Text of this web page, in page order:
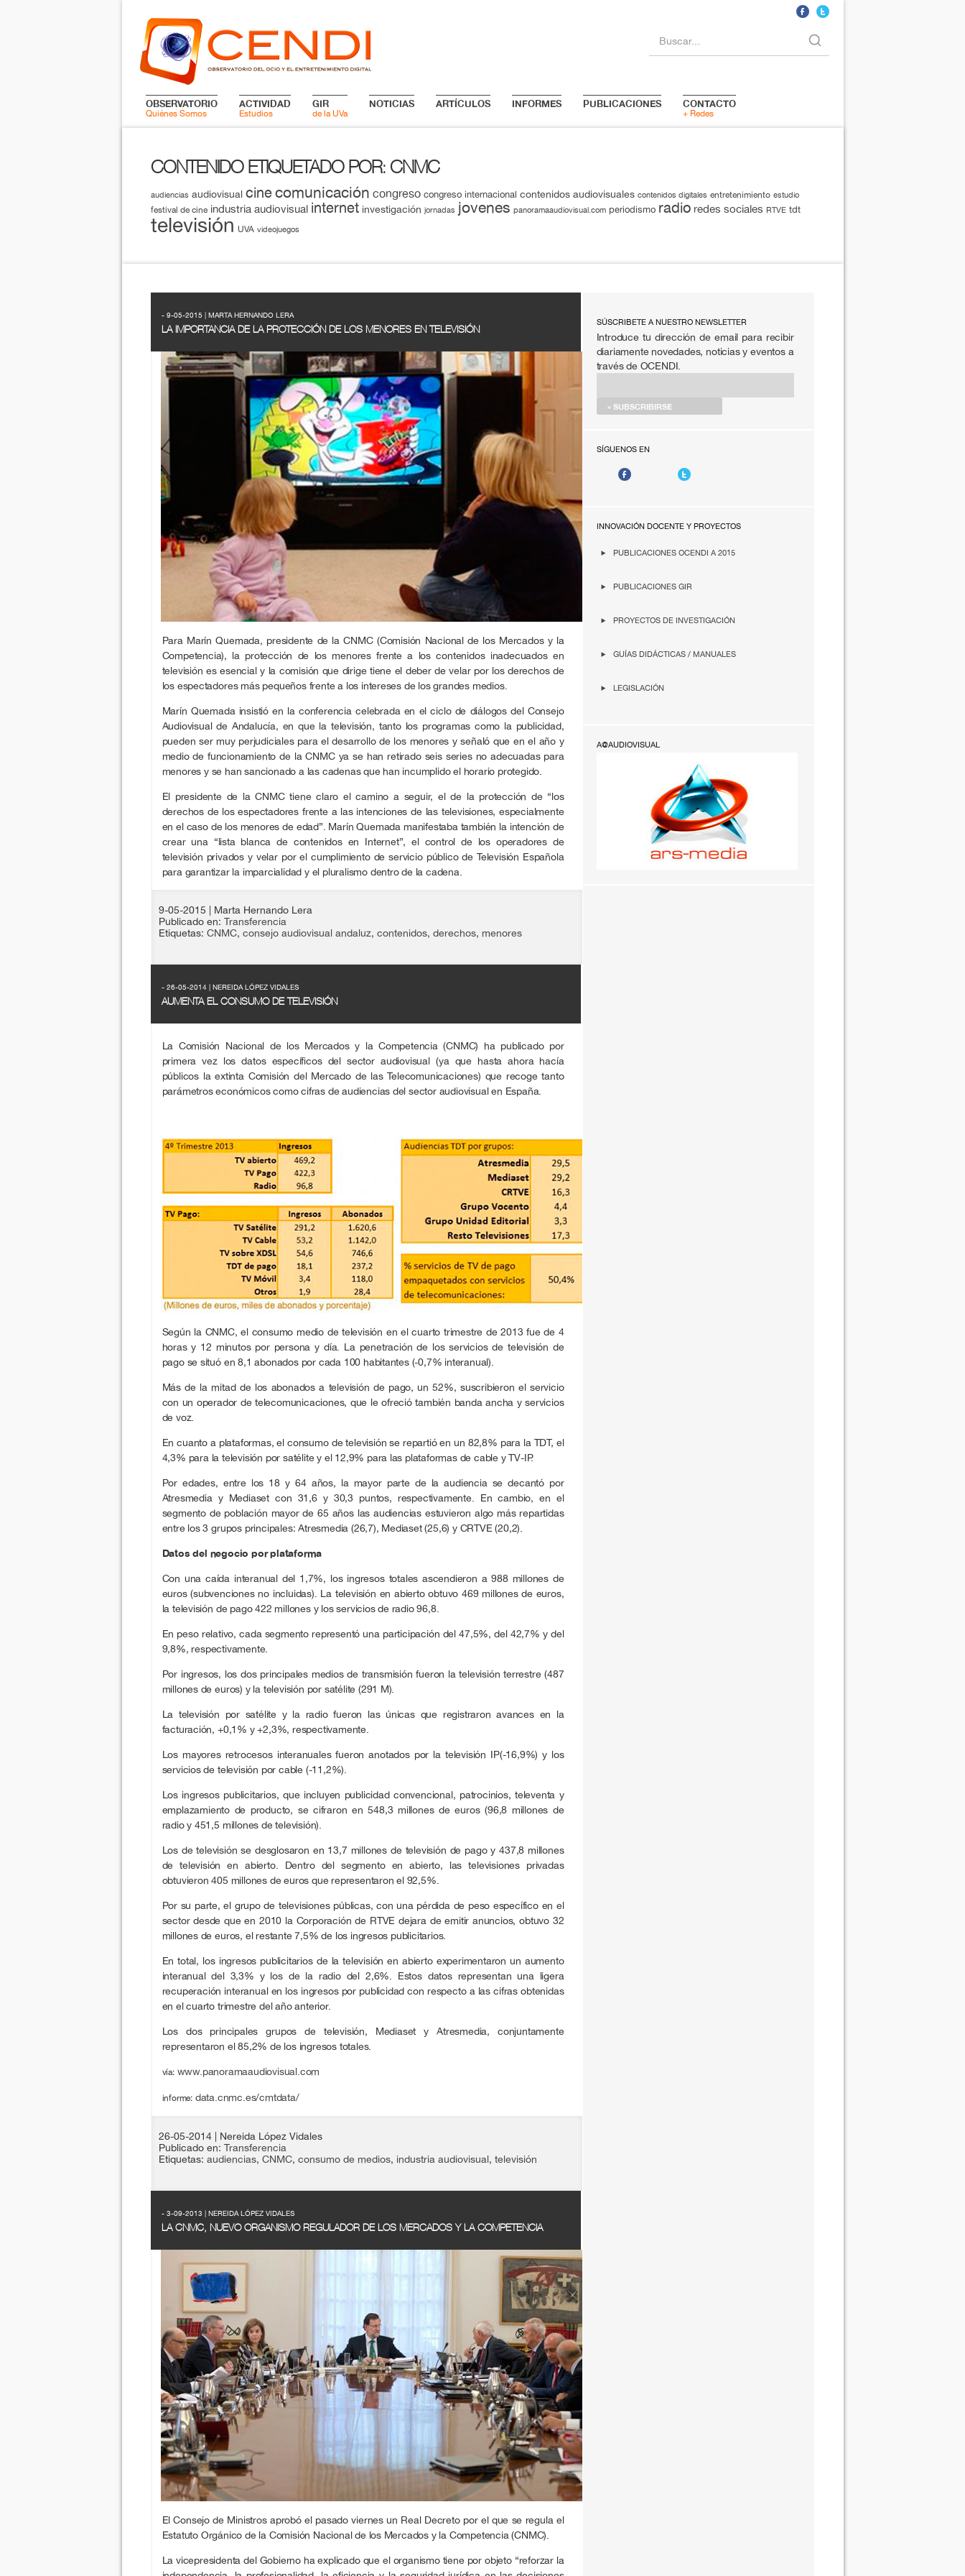
Buscar...
OBSERVATORIO
Quiénes Somos
ACTIVIDAD
Estudios
GIR
de la UVa
NOTICIAS ARTÍCULOS INFORMES PUBLICACIONES CONTACTO
+ Redes
CONTENIDO ETIQUETADO POR: CNMC
audiencias audiovisual cinecomunicación congreso congreso internacional contenidos audiovisuales contenidos digitales entretenimiento estudio
festival de cine industria audiovisual internet investigación jornadas jovenes panoramaaudiovisual.com periodismo radio redes sociales RTVE tdt
televisión UVA videojuegos
SÚSCRIBETE A NUESTRO NEWSLETTER
Introduce tu dirección de email para recibir
diariamente novedades, noticias y eventos a
través de OCENDI.
SÍGUENOS EN
INNOVACIÓN DOCENTE Y PROYECTOS
PUBLICACIONES OCENDI A 2015
PUBLICACIONES GIR
PROYECTOS DE INVESTIGACIÓN
GUÍAS DIDÁCTICAS / MANUALES
LEGISLACIÓN
A@AUDIOVISUAL
- 9-05-2015 | MARTA HERNANDO LERA
LA IMPORTANCIA DE LA PROTECCIÓN DE LOS MENORES EN TELEVISIÓN
Para Marín Quemada, presidente de la CNMC (Comisión Nacional de los Mercados y la
Competencia), la protección de los menores frente a los contenidos inadecuados en
televisión es esencial y la comisión que dirige tiene el deber de velar por los derechos de
los espectadores más pequeños frente a los intereses de los grandes medios.
Marín Quemada insistió en la conferencia celebrada en el ciclo de diálogos del Consejo
Audiovisual de Andalucía, en que la televisión, tanto los programas como la publicidad,
pueden ser muy perjudiciales para el desarrollo de los menores y señaló que en el año y
medio de funcionamiento de la CNMC ya se han retirado seis series no adecuadas para
menores y se han sancionado a las cadenas que han incumplido el horario protegido.
El presidente de la CNMC tiene claro el camino a seguir, el de la protección de “los
derechos de los espectadores frente a las intenciones de las televisiones, especialmente
en el caso de los menores de edad”. Marín Quemada manifestaba también la intención de
crear una “lista blanca de contenidos en Internet”, el control de los operadores de
televisión privados y velar por el cumplimiento de servicio público de Televisión Española
para garantizar la imparcialidad y el pluralismo dentro de la cadena.
9-05-2015
| Marta Hernando Lera
Publicado en: Transferencia
Etiquetas: CNMC, consejo audiovisual andaluz, contenidos, derechos, menores
- 26-05-2014 | NEREIDA LÓPEZ VIDALES
AUMENTA EL CONSUMO DE TELEVISIÓN
La Comisión Nacional de los Mercados y la Competencia (CNMC) ha publicado por
primera vez los datos específicos del sector audiovisual (ya que hasta ahora hacía
públicos la extinta Comisión del Mercado de las Telecomunicaciones) que recoge tanto
parámetros económicos como cifras de audiencias del sector audiovisual en España.
Según la CNMC, el consumo medio de televisión en el cuarto trimestre de 2013 fue de 4
horas y 12 minutos por persona y día. La penetración de los servicios de televisión de
pago se situó en 8,1 abonados por cada 100 habitantes (-0,7% interanual).
Más de la mitad de los abonados a televisión de pago, un 52%, suscribieron el servicio
con un operador de telecomunicaciones, que le ofreció también banda ancha y servicios
de voz.
En cuanto a plataformas, el consumo de televisión se repartió en un 82,8% para la TDT, el
4,3% para la televisión por satélite y el 12,9% para las plataformas de cable y TV-IP.
Por edades, entre los 18 y 64 años, la mayor parte de la audiencia se decantó por
Atresmedia y Mediaset con 31,6 y 30,3 puntos, respectivamente. En cambio, en el
segmento de población mayor de 65 años las audiencias estuvieron algo más repartidas
entre los 3 grupos principales: Atresmedia (26,7), Mediaset (25,6) y CRTVE (20,2).
Datos del negocio por plataforma
Con una caída interanual del 1,7%, los ingresos totales ascendieron a 988 millones de
euros (subvenciones no incluidas). La televisión en abierto obtuvo 469 millones de euros,
la televisión de pago 422 millones y los servicios de radio 96,8.
En peso relativo, cada segmento representó una participación del 47,5%, del 42,7% y del
9,8%, respectivamente.
Por ingresos, los dos principales medios de transmisión fueron la televisión terrestre (487
millones de euros) y la televisión por satélite (291 M).
La televisión por satélite y la radio fueron las únicas que registraron avances en la
facturación, +0,1% y +2,3%, respectivamente.
Los mayores retrocesos interanuales fueron anotados por la televisión IP(-16,9%) y los
servicios de televisión por cable (-11,2%).
Los ingresos publicitarios, que incluyen publicidad convencional, patrocinios, televenta y
emplazamiento de producto, se cifraron en 548,3 millones de euros (96,8 millones de
radio y 451,5 millones de televisión).
Los de televisión se desglosaron en 13,7 millones de televisión de pago y 437,8 millones
de televisión en abierto. Dentro del segmento en abierto, las televisiones privadas
obtuvieron 405 millones de euros que representaron el 92,5%.
Por su parte, el grupo de televisiones públicas, con una pérdida de peso específico en el
sector desde que en 2010 la Corporación de RTVE dejara de emitir anuncios, obtuvo 32
millones de euros, el restante 7,5% de los ingresos publicitarios.
En total, los ingresos publicitarios de la televisión en abierto experimentaron un aumento
interanual del 3,3% y los de la radio del 2,6%. Estos datos representan una ligera
recuperación interanual en los ingresos por publicidad con respecto a las cifras obtenidas
en el cuarto trimestre del año anterior.
Los dos principales grupos de televisión, Mediaset y Atresmedia, conjuntamente
representaron el 85,2% de los ingresos totales.
vía: www.panoramaaudiovisual.com
informe: data.cnmc.es/cmtdata/
26-05-2014
| Nereida López Vidales
Publicado en: Transferencia
Etiquetas: audiencias, CNMC, consumo de medios, industria audiovisual, televisión
- 3-09-2013 | NEREIDA LÓPEZ VIDALES
LA CNMC, NUEVO ORGANISMO REGULADOR DE LOS MERCADOS Y LA COMPETENCIA
El Consejo de Ministros aprobó el pasado viernes un Real Decreto por el que se regula el
Estatuto Orgánico de la Comisión Nacional de los Mercados y la Competencia (CNMC).
La vicepresidenta del Gobierno ha explicado que el organismo tiene por objeto “reforzar la